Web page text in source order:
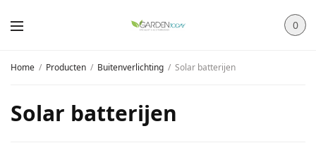
0
Home / Producten / Buitenverlichting / Solar batterijen
Solar batterijen